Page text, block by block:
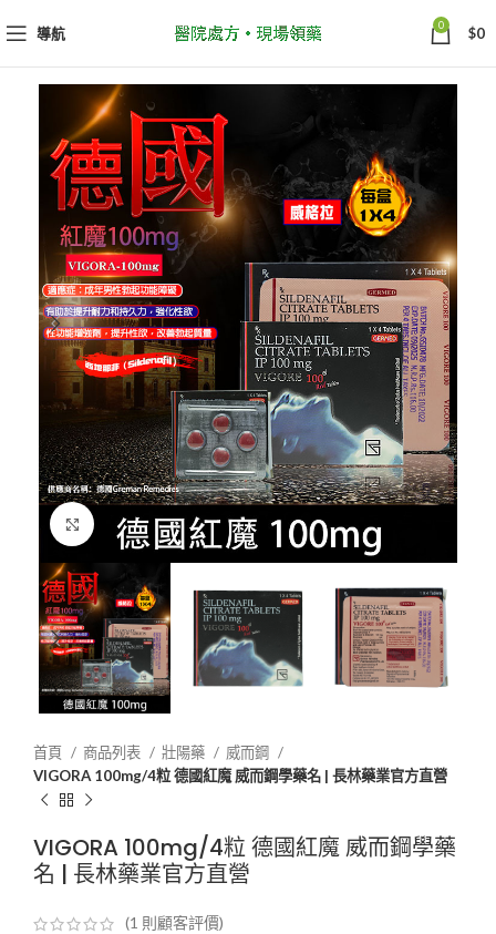
導航 0 $0
Click to enlarge
首頁 商品列表 壯陽藥
威而鋼
VIGORA 100mg/4粒 德國紅魔 威而鋼學藥名 | 長林藥業官方直營
VIGORA 100mg/4粒 德國紅魔 威而鋼學藥
名 | 長林藥業官方直營
(1 則顧客評價)